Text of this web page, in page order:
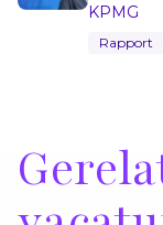
KPMG
Rapport